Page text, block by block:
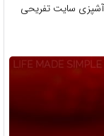
سایت تفریحی